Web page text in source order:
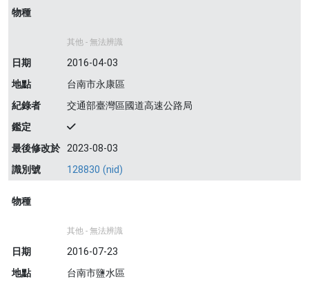
物種
其他 - 無法辨識
日期
2016-04-03
地點
台南市永康區
紀錄者
交通部臺灣區國道高速公路局
鑑定
最後修改於 2023-08-03
識別號
128830 (nid)
物種
其他 - 無法辨識
日期
2016-07-23
地點
台南市鹽水區